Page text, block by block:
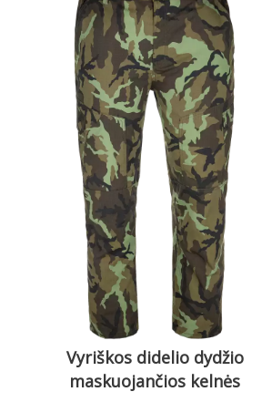
Vyriškos didelio dydžio
maskuojančios kelnės